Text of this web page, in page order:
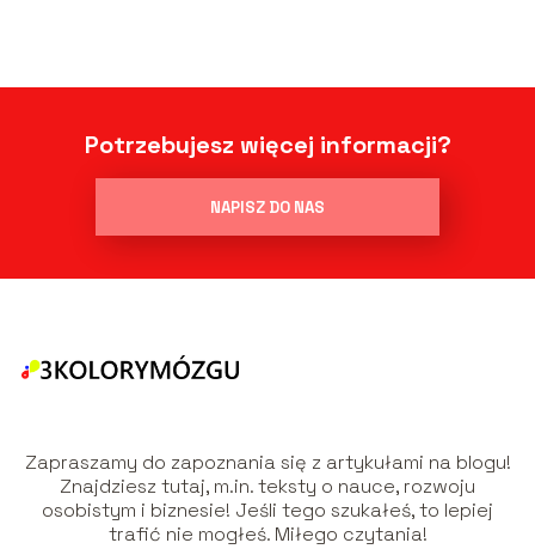
Potrzebujesz więcej informacji?
NAPISZ DO NAS
Zapraszamy do zapoznania się z artykułami na blogu!
Znajdziesz tutaj, m.in. teksty o nauce, rozwoju
osobistym i biznesie! Jeśli tego szukałeś, to lepiej
trafić nie mogłeś. Miłego czytania!